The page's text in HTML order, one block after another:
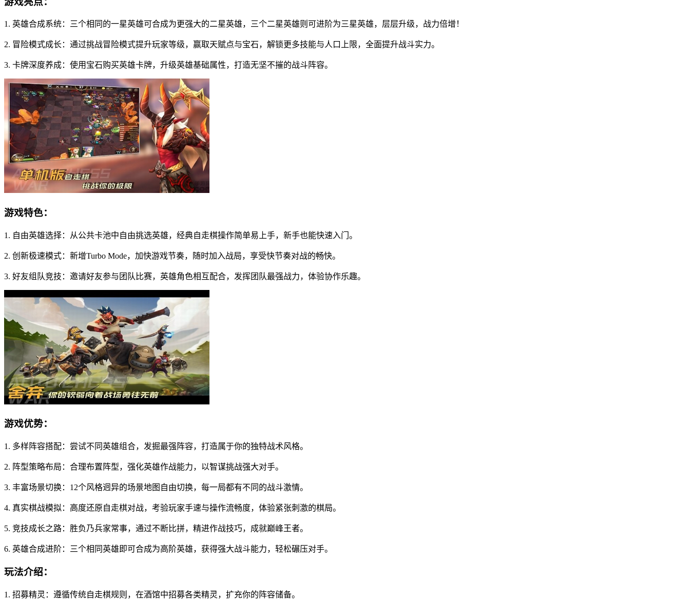
1. 英雄合成系统：三个相同的一星英雄可合成为更强大的二星英雄，三个二星英雄则可进阶为三星英雄，层层升级，战力倍增！
2. 冒险模式成长：通过挑战冒险模式提升玩家等级，赢取天赋点与宝石，解锁更多技能与人口上限，全面提升战斗实力。
3. 卡牌深度养成：使用宝石购买英雄卡牌，升级英雄基础属性，打造无坚不摧的战斗阵容。
游戏特色：
1. 自由英雄选择：从公共卡池中自由挑选英雄，经典自走棋操作简单易上手，新手也能快速入门。
2. 创新极速模式：新增Turbo Mode，加快游戏节奏，随时加入战局，享受快节奏对战的畅快。
3. 好友组队竞技：邀请好友参与团队比赛，英雄角色相互配合，发挥团队最强战力，体验协作乐趣。
游戏优势：
1. 多样阵容搭配：尝试不同英雄组合，发掘最强阵容，打造属于你的独特战术风格。
2. 阵型策略布局：合理布置阵型，强化英雄作战能力，以智谋挑战强大对手。
3. 丰富场景切换：12个风格迥异的场景地图自由切换，每一局都有不同的战斗激情。
4. 真实棋战模拟：高度还原自走棋对战，考验玩家手速与操作流畅度，体验紧张刺激的棋局。
5. 竞技成长之路：胜负乃兵家常事，通过不断比拼，精进作战技巧，成就巅峰王者。
6. 英雄合成进阶：三个相同英雄即可合成为高阶英雄，获得强大战斗能力，轻松碾压对手。
玩法介绍：
1. 招募精灵：遵循传统自走棋规则，在酒馆中招募各类精灵，扩充你的阵容储备。